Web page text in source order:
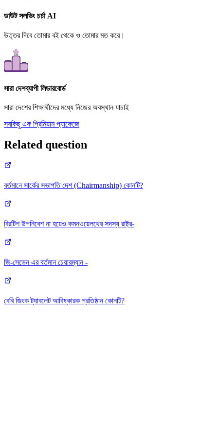
ডাউট সলভিং চর্চা AI
উত্তর দিবে তোমার বই থেকে ও তোমার মত করে।
সারা দেশব্যাপী লিডারবোর্ড
সারা দেশের শিক্ষার্থীদের মধ্যে নিজের অবস্থান যাচাই
সবকিছু এক প্রিমিয়াম প্যাকেজে
Related question
বর্তমানে সার্কের সভাপতি দেশ (Chairmanship) কোনটি?
ব্রিটিশ উপনিবেশ না হয়েও কমনওয়েলথের সদস্য রাষ্ট্র-
জি-সেভেন এর বর্তমান চেয়ারম্যান -
বেবি জিংক ট্যাবলেট আবিষ্কারক প্রতিষ্ঠান কোনটি?